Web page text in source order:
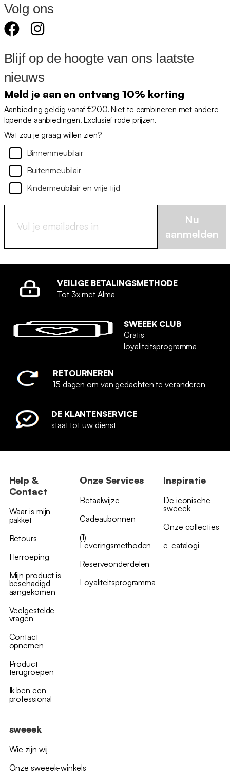
Volg ons
Blijf op de hoogte van ons laatste
nieuws
Meld je aan en ontvang 10% korting
Aanbieding geldig vanaf €200. Niet te combineren met andere
lopende aanbiedingen. Exclusief rode prijzen.
Wat zou je graag willen zien?
Binnenmeubilair
Buitenmeubilair
Kindermeubilair en vrije tijd
Nu
aanmelden
VEILIGE BETALINGSMETHODE
Tot 3x met Alma
SWEEEK CLUB
Gratis
loyaliteitsprogramma
RETOURNEREN
15 dagen om van gedachten te veranderen
DE KLANTENSERVICE
staat tot uw dienst
Help &
Contact
Waar is mijn
pakket
Retours
Herroeping
Mijn product is
beschadigd
aangekomen
Veelgestelde
vragen
Contact
opnemen
Product
terugroepen
Ik ben een
professional
Onze Services
Betaalwijze
Cadeaubonnen
(1)
Leveringsmethoden
Reserveonderdelen
Loyaliteitsprogramma
Inspiratie
De iconische
sweeek
Onze collecties
e-catalogi
sweeek
Wie zijn wij
Onze sweeek-winkels